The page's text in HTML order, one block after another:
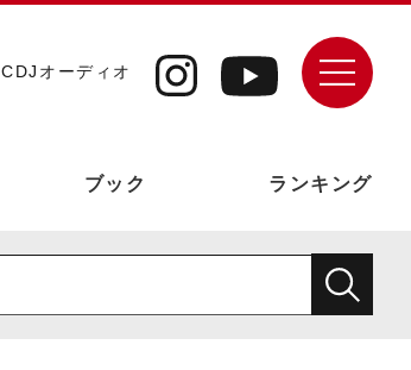
CDJオーディオ
ブック ランキング